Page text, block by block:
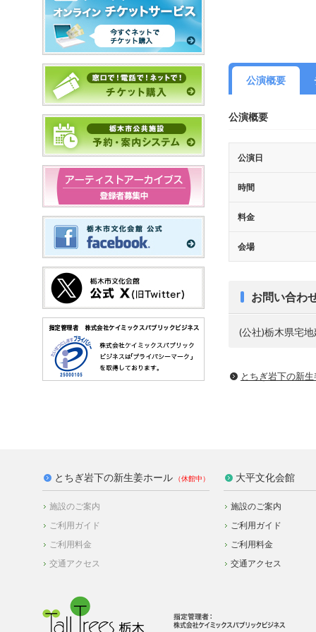
公演概要
公演概要
公演日
時間
料金
会場
お問い合わ
(公社)栃木県宅
とちぎ岩下の新
とちぎ岩下の新生姜ホール
施設のご案内
ご利用ガイド
ご利用料金
交通アクセス
大平文化会館
施設のご案内
ご利用ガイド
ご利用料金
交通アクセス